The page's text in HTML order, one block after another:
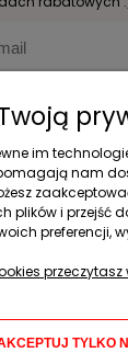
Zakupy
Pomoc
Moje
Informacje
Dane
im
nam
plików i przejść
preferencji,
przeczytasz
TYLKO